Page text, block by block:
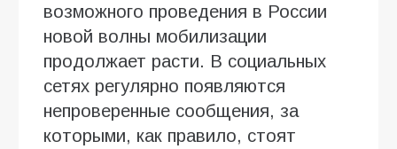
возможного проведения в России
новой волны мобилизации
продолжает расти. В социальных
сетях регулярно появляются
непроверенные сообщения, за
которыми, как правило, стоят